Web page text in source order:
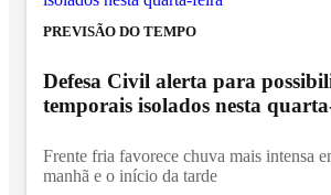
PREVISÃO DO TEMPO
Defesa Civil alerta para
temporais isolados nesta
Frente fria favorece chuva mais intensa
manhã e o início da tarde